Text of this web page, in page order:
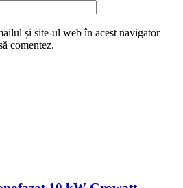
și site-ul web în acest navigator
comentez.